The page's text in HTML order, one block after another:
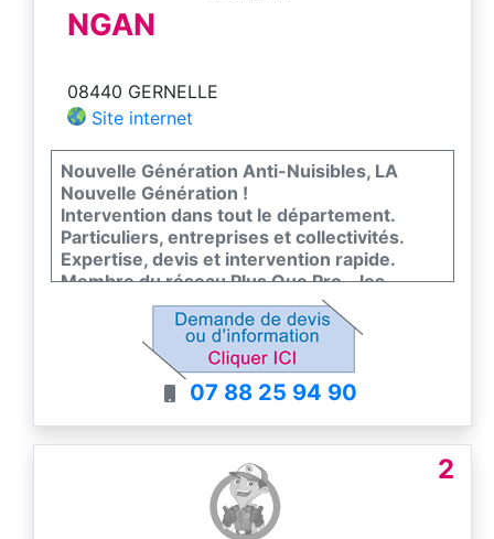
NGAN
08440 GERNELLE
Site internet
Nouvelle Génération Anti-Nuisibles, LA
Nouvelle Génération !
Intervention dans tout le département.
Particuliers, entreprises et collectivités.
Expertise, devis et intervention rapide.
Membre du réseau Plus Que Pro - les
meilleurs entreprises de France
07 88 25 94 90
2